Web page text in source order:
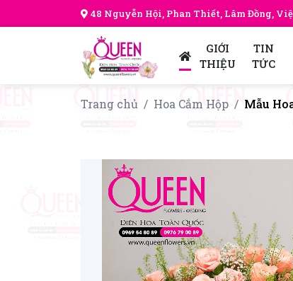
48 Nguyễn Hội, Phan Thiết, Lâm Đồng,
GIỚI
THIỆU
TIN
TỨC
Trang chủ Hoa Cắm Hộp Mẫu